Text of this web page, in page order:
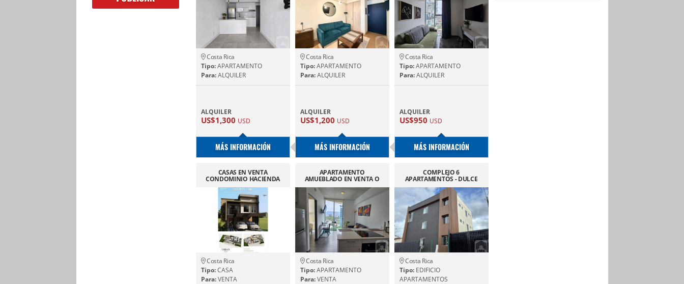
Costa Rica
Tipo:APARTAMENTO
Para:ALQUILER
ALQUILER
US$1,300 USD
MÁS INFORMACIÓN
Costa Rica
Tipo:APARTAMENTO
Para:ALQUILER
ALQUILER
US$1,200 USD
MÁS INFORMACIÓN
Costa Rica
Tipo:APARTAMENTO
Para:ALQUILER
ALQUILER
US$950 USD
MÁS INFORMACIÓN
CASAS EN VENTA
CONDOMINIO HACIENDA
DORADA
Costa Rica
Tipo:CASA
Para:VENTA
APARTAMENTO
AMUEBLADO EN VENTA O
ALQUILER SECRET SABANA
Costa Rica
Tipo:APARTAMENTO
Para:VENTA
COMPLEJO 6
APARTAMENTOS - DULCE
NOMBRE, CARTAGO
Costa Rica
Tipo:EDIFICIO
APARTAMENTOS